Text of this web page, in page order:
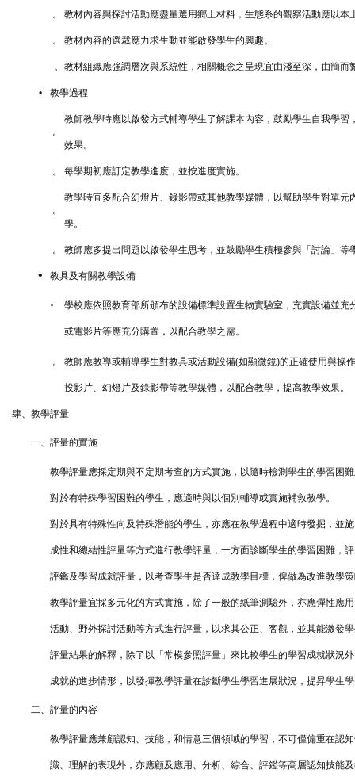
。 教材內容與探討活動應盡量選用鄉土材料，生態系的觀察活動應以本
。 教材內容的選裁應力求生動並能啟發學生的興趣。
。 教材組織應強調層次與系統性，相關概念之呈現宜由淺至深，由簡而
• 教學過程
。
教師教學時應以啟發方式輔導學生了解課本內容，鼓勵學生自我學
效果。
。 每學期初應訂定教學進度，並按進度實施。
。
教學時宜多配合幻燈片、錄影帶或其他教學媒體，以幫助學生對單
學。
。 教師應多提出問題以啟發學生思考，並鼓勵學生積極參與「討論」等
• 教具及有關教學設備
。 學校應依照教育部所頒布的設備標準設置生物實驗室，充實設備並
或電影片等應充分購置，以配合教學之需。
。 教師應教導或輔導學生對教具或活動設備(如顯微鏡)的正確使用與操
投影片、幻燈片及錄影帶等教學媒體，以配合教學，提高教學效果。
肆、教學評量
一、 評量的實施
教學評量應採定期與不定期考查的方式實施，以隨時檢測學生的學習困
對於有特殊學習困難的學生，應適時與以個別輔導或實施補救教學。
對於具有特殊性向及特殊潛能的學生，亦應在教學過程中適時發掘，並
成性和總結性評量等方式進行教學評量，一方面診斷學生的學習困難，
評鑑及學習成就評量，以考查學生是否達成教學目標，俾做為改進教學
教學評量宜採多元化的方式實施，除了一般的紙筆測驗外，亦應彈性應
活動、野外探討活動等方式進行評量，以求其公正、客觀，並其能激發
評量結果的解釋，除了以「常模參照評量」來比較學生的學習成就狀況
成就的進步情形，以發揮教學評量在診斷學生學習進展狀況，提昇學生
二、 評量的內容
教學評量應兼顧認知、技能，和情意三個領域的學習，不可僅偏重在認
識、理解的表現外，亦應顧及應用、分析、綜合、評鑑等高層認知技能